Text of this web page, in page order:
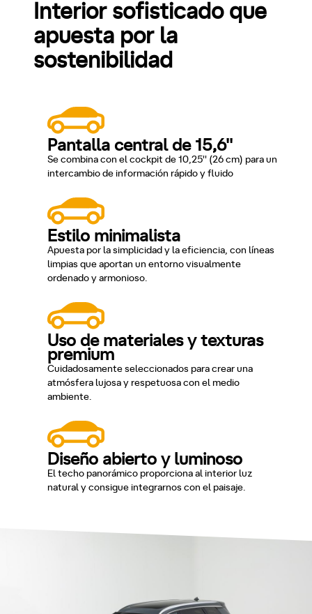
Interior sofisticado que
apuesta por la
sostenibilidad
Pantalla central de 15,6''
Se combina con el cockpit de 10,25'' (26 cm) para un
intercambio de información rápido y fluido
Estilo minimalista
Apuesta por la simplicidad y la eficiencia, con líneas
limpias que aportan un entorno visualmente
ordenado y armonioso.
Uso de materiales y texturas
premium
Cuidadosamente seleccionados para crear una
atmósfera lujosa y respetuosa con el medio
ambiente.
Diseño abierto y luminoso
El techo panorámico proporciona al interior luz
natural y consigue integrarnos con el paisaje.